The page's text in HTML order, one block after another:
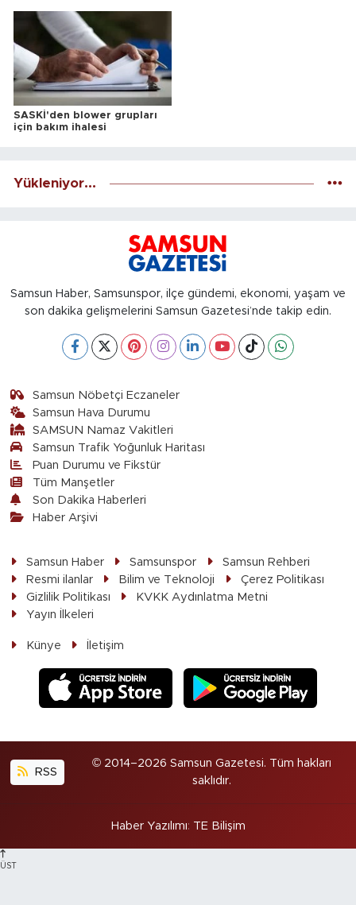
SASKİ'den blower grupları
için bakım ihalesi
Yükleniyor...
Samsun Haber, Samsunspor, ilçe gündemi, ekonomi, yaşam ve
son dakika gelişmelerini Samsun Gazetesi’nde takip edin.
Samsun Nöbetçi Eczaneler
Samsun Hava Durumu
SAMSUN Namaz Vakitleri
Samsun Trafik Yoğunluk Haritası
Puan Durumu ve Fikstür
Tüm Manşetler
Son Dakika Haberleri
Haber Arşivi
Samsun Haber Samsunspor
Samsun Rehberi
Resmi ilanlar
Bilim ve Teknoloji
Çerez Politikası
Gizlilik Politikası
KVKK Aydınlatma Metni
Yayın İlkeleri
Künye İletişim
RSS
© 2014–2026 Samsun Gazetesi. Tüm hakları
saklıdır.
Haber Yazılımı: TE Bilişim
ÜST